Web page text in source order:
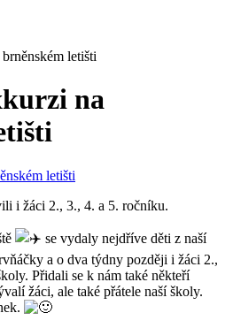
letišti
na
i žáci 2., 3., 4. a 5. ročníku.
se vydaly nejdříve děti z naší
a o dva týdny později i žáci 2.,
Přidali se k nám také někteří
žáci, ale také přátele naší školy.